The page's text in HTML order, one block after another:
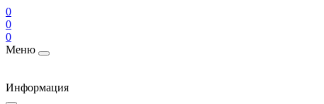
0
0
0
Меню
Информация